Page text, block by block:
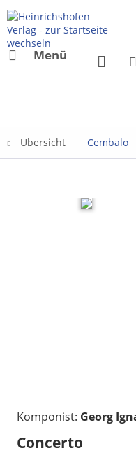
Menü
Übersicht Cembalo
Komponist: Georg
Concerto